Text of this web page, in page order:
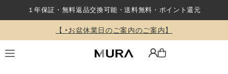
Translation missing: ja.accessibility.skip_to_text
１年保証・無料返品交換可能・送料無料・ポイント還元
【 ‣お盆休業日のご案内のご案内】